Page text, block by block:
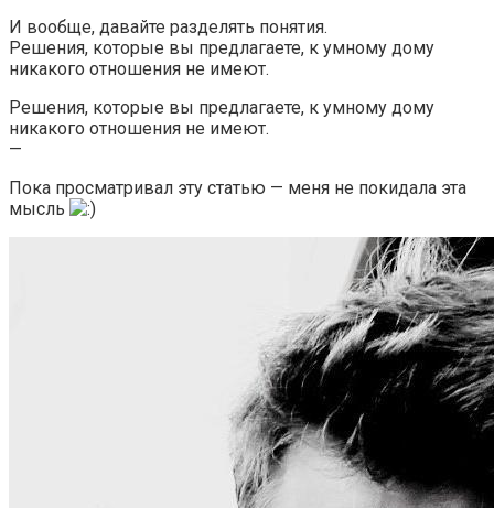
И вообще, давайте разделять понятия.
Решения, которые вы предлагаете, к умному дому
никакого отношения не имеют.
Решения, которые вы предлагаете, к умному дому
никакого отношения не имеют.
—
Пока просматривал эту статью — меня не покидала эта
мысль